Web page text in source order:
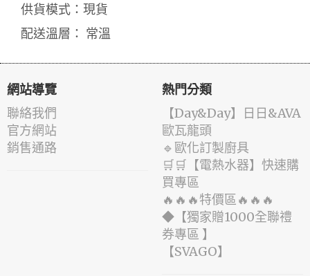
供貨模式：現貨
配送溫層： 常溫
網站導覽
聯絡我們
官方網站
銷售通路
熱門分類
️【Day&Day】️日日&AVA
歐瓦龍頭
🔹歐化訂製廚具
🛒🛒【電熱水器】快速購
買專區
🔥🔥🔥特價區🔥🔥🔥
◆【獨家贈1000全聯禮
券專區 】
️【SVAGO】️